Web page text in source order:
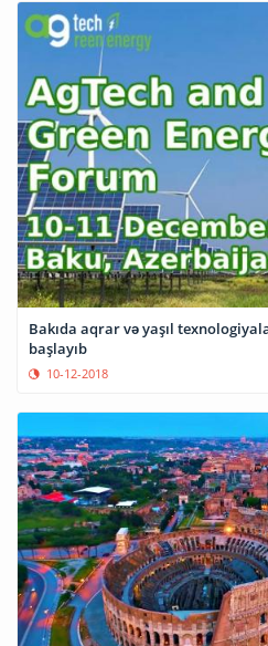
Bakıda aqrar və yaşıl
başlayıb
10-12-2018